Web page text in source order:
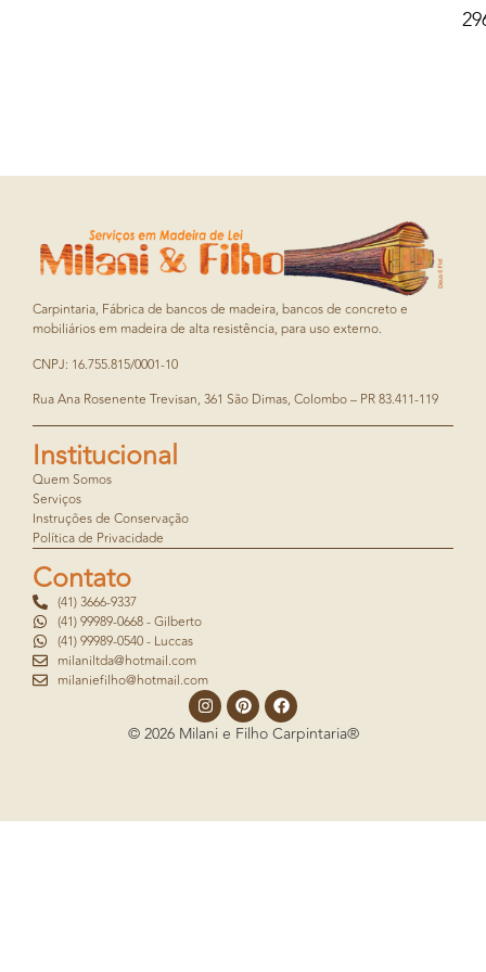
Carpintaria, Fábrica de bancos de madeira, bancos de concreto e
mobiliários em madeira de alta resistência, para uso externo.
CNPJ: 16.755.815/0001-10
Rua Ana Rosenente Trevisan, 361 São Dimas, Colombo – PR 83.411-119
Institucional
Quem Somos
Serviços
Instruções de Conservação
Política de Privacidade
Contato
(41) 3666-9337
(41) 99989-0668 - Gilberto
(41) 99989-0540 - Luccas
milaniltda@hotmail.com
milaniefilho@hotmail.com
© 2026 Milani e Filho Carpintaria®